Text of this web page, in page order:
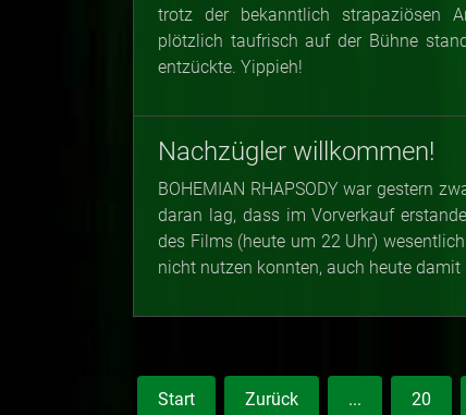
trotz der bekanntlich strapaziösen
plötzlich taufrisch auf der Bühne
entzückte. Yippieh!
Nachzügler willkommen!
BOHEMIAN RHAPSODY war gestern
daran lag, dass im Vorverkauf
des Films (heute um 22 Uhr)
nicht nutzen konnten, auch heute damit
Start Zurück ... 20